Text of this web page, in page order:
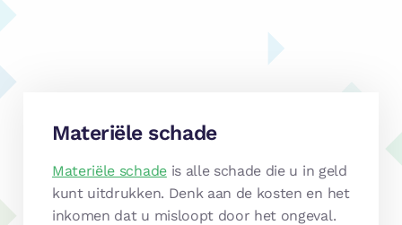
Materiële schade
Materiële schadeis alle schade die u in geld
kunt uitdrukken. Denk aan de kosten en het
inkomen dat u misloopt door het ongeval.